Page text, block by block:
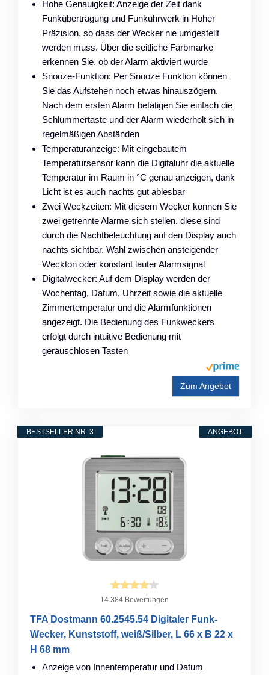
Hohe Genauigkeit: Anzeige der Zeit dank
Funkübertragung und Funkuhrwerk in Hoher
Präzision, so dass der Wecker nie umgestellt
werden muss. Über die seitliche Farbmarke
erkennen Sie, ob der Alarm aktiviert wurde
Snooze-Funktion: Per Snooze Funktion können
Sie das Aufstehen noch etwas hinauszögern.
Nach dem ersten Alarm betätigen Sie einfach die
Schlummertaste und der Alarm wiederholt sich in
regelmäßigen Abständen
Temperaturanzeige: Mit eingebautem
Temperatursensor kann die Digitaluhr die aktuelle
Temperatur im Raum in °C genau anzeigen, dank
Licht ist es auch nachts gut ablesbar
Zwei Weckzeiten: Mit diesem Wecker können Sie
zwei getrennte Alarme sich stellen, diese sind
durch die Nachtbeleuchtung auf den Display auch
nachts sichtbar. Wahl zwischen ansteigender
Weckton oder konstant lauter Alarmsignal
Digitalwecker: Auf dem Display werden der
Wochentag, Datum, Uhrzeit sowie die aktuelle
Zimmertemperatur und die Alarmfunktionen
angezeigt. Die Bedienung des Funkweckers
erfolgt durch intuitive Bedienung mit
geräuschlosen Tasten
Zum Angebot
ANGEBOT
BESTSELLER NR. 3
14.384 Bewertungen
TFA Dostmann 60.2545.54 Digitaler Funk-
Wecker, Kunststoff, weiß/Silber, L 66 x B 22 x
H 68 mm
Anzeige von Innentemperatur und Datum